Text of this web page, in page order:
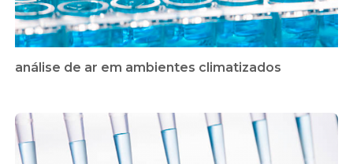
análise de ar em ambientes climatizados